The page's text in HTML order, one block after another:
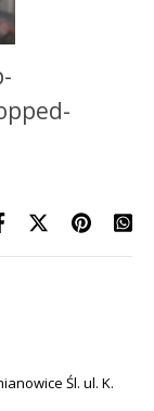
Śl. ul. K.